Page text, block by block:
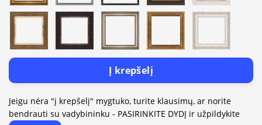
Į krepšelį
Jeigu nėra "į krepšelį" mygtuko, turite klausimų, ar norite
bendrauti su vadybininku - PASIRINKITE DYDĮ ir užpildykite